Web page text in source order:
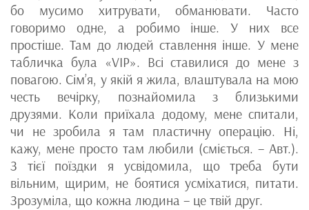
бо мусимо хитрувати, обманювати. Часто
говоримо одне, а робимо інше. У них все
простіше. Там до людей ставлення інше. У мене
табличка була «VIP». Всі ставилися до мене з
повагою. Сім’я, у якій я жила, влаштувала на мою
честь вечірку, познайомила з близькими
друзями. Коли приїхала додому, мене спитали,
чи не зробила я там пластичну операцію. Ні,
кажу, мене просто там любили (сміється. – Авт.).
З тієї поїздки я усвідомила, що треба бути
вільним, щирим, не боятися усміхатися, питати.
Зрозуміла, що кожна людина – це твій друг.